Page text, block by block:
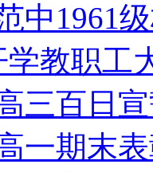
中1961
学教职工
三百日
一期末